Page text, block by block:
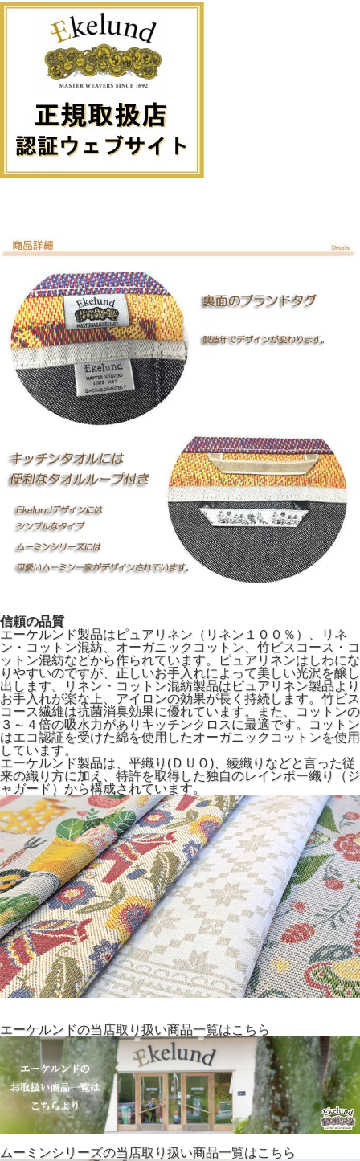
信頼の品質
エーケルンド製品はピュアリネン（リネン１００％）、リネ
ン・コットン混紡、オーガニックコットン、竹ビスコース・コ
ットン混紡などから作られています。ピュアリネンはしわにな
りやすいのですが、正しいお手入れによって美しい光沢を醸し
出します。リネン・コットン混紡製品はピュアリネン製品より
お手入れが楽な上、アイロンの効果が長く持続します。竹ビス
コース繊維は抗菌消臭効果に優れています。また、コットンの
３～４倍の吸水力がありキッチンクロスに最適です。コットン
はエコ認証を受けた綿を使用したオーガニックコットンを使用
しています。
エーケルンド製品は、平織り(ＤＵＯ)、綾織りなどと言った従
来の織り方に加え、特許を取得した独自のレインボー織り（ジ
ャガード）から構成されています。
エーケルンドの当店取り扱い商品一覧はこちら
ムーミンシリーズの当店取り扱い商品一覧はこちら